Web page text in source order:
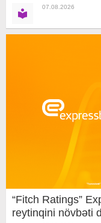
07.08.2026
“Fitch Ratings”
reytinqini növbəti